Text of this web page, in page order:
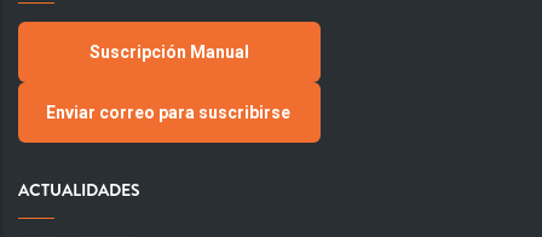
Suscripción Manual
Enviar correo para suscribirse
ACTUALIDADES